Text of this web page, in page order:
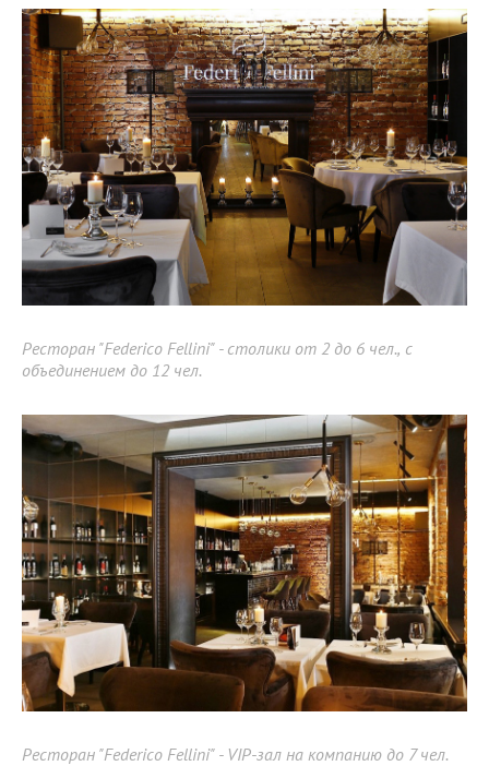
Ресторан "Federico Fellini" - столики от 2 до 6 чел., с
объединением до 12 чел.
Ресторан "Federico Fellini" - VIP-зал на компанию до 7 чел.